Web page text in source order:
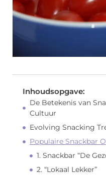
Inhoudsopgave:
De Betekenis van
Cultuur
Evolving Snacking
Populaire Snackbar
1. Snackbar “De
2. “Lokaal Lekker”